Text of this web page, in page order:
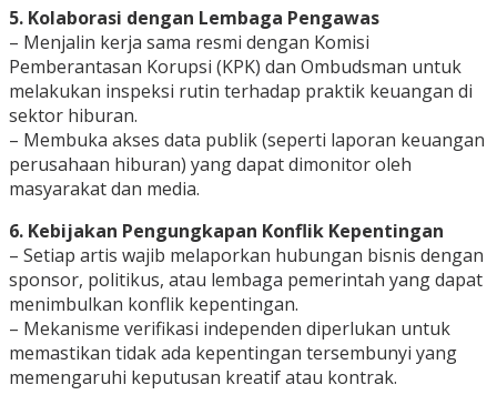
5. Kolaborasi dengan Lembaga Pengawas
– Menjalin kerja sama resmi dengan Komisi
Pemberantasan Korupsi (KPK) dan Ombudsman untuk
melakukan inspeksi rutin terhadap praktik keuangan di
sektor hiburan.
– Membuka akses data publik (seperti laporan keuangan
perusahaan hiburan) yang dapat dimonitor oleh
masyarakat dan media.
6. Kebijakan Pengungkapan Konflik Kepentingan
– Setiap artis wajib melaporkan hubungan bisnis dengan
sponsor, politikus, atau lembaga pemerintah yang dapat
menimbulkan konflik kepentingan.
– Mekanisme verifikasi independen diperlukan untuk
memastikan tidak ada kepentingan tersembunyi yang
memengaruhi keputusan kreatif atau kontrak.